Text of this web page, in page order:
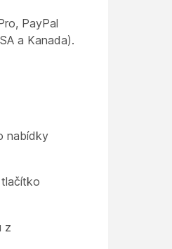
PayPal
a Kanada).
nabídky
z